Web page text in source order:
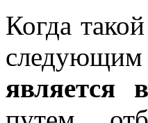
Когда
следующим
является